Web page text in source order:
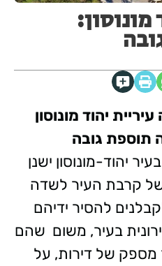
יהוד מונוסון
תוספת גובה
בעיר יהוד-מונוסון ישנן
קרבת העיר לשדה
להסיר ידיהם
בעיר, משום שהם
מספק של דירות, על